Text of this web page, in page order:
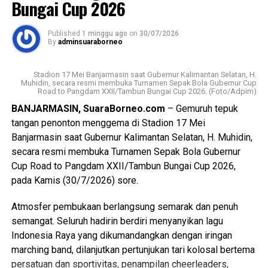
Hal mana yang menjadi hak bagi masyarakat sebagai
konsumen untuk mendapat pelayanan yang baik dan tenaga
listrik secara terus-menerus dengan mutu dan keandalan
yang baik, sesuai UU Nomor 30 Tahun 2009 tentang
ini adalah bentuk pengabaian terhadap kewajiban dan janji
pelayanan yang berkualitas serta pemenuhan hak
konsumen akan kontinuitas pelayanan tenaga listrik yang
baik. Permasalahan lainnya yang ditemukan menyangkut
optimalisasi tata kelola informasi dan komunikasi publik,
khususnya terkait akurasi, substansi dan transparansi.
Kemudian keefektifan pengelolaan pengaduan baik di
media sosial maupun kanal pengaduan resmi PLN, serta
terdampak.
Atas berbagai laporan dan permasalahan tersebut,
Ombudsman Kalsel meminta klarifikasi atau penjelasan
dari manajemen PT. PLN UP3 Banjarmasin beserta jajaran.
Pada kesempatan itu, Adi juga menyampaikan apresiasi
Gubernur H Muhidin kepada Badan Kebangpol dan 9 partai
politik yang mendapatkan kursi di DPRD Kalsel atas
kalangan parpol untuk menjadikan penyaluran bantuan ini
sebagai langkah nyata untuk memperkuat pendidikan
politik bagi masyarakat.
Sementara itu, Kapala Sub Bidang Fasilitasi, Kelembaban,
Pemerintahan, Perwakilan, Partai Politik, Badan
Kesbangpol Provinsi Kalsel, Harry Widiyatmoko
mengatakan, dana bantuan diberikan kepada sembilan
parpol tahun ini mengalami kenaikan dari Rp7.500 menjadi
Rp10.000 per suara perolehan Pemilu Legislatif 2024.
[adv/adpim]
Views:
Bagikan ke
Bungai Cup 2026
Published 1 minggu ago on 30/07/2026
By adminsuaraborneo
Stadion 17 Mei Banjarmasin saat Gubernur Kalimantan Selatan, H.
Muhidin, secara resmi membuka Turnamen Sepak Bola Gubernur Cup
Road to Pangdam XXII/Tambun Bungai Cup 2026. (Foto/Adpim)
BANJARMASIN, SuaraBorneo.com – Gemuruh tepuk
tangan penonton menggema di Stadion 17 Mei
Banjarmasin saat Gubernur Kalimantan Selatan, H. Muhidin,
secara resmi membuka Turnamen Sepak Bola Gubernur
Cup Road to Pangdam XXII/Tambun Bungai Cup 2026,
pada Kamis (30/7/2026) sore.
Atmosfer pembukaan berlangsung semarak dan penuh
semangat. Seluruh hadirin berdiri menyanyikan lagu
Indonesia Raya yang dikumandangkan dengan iringan
marching band, dilanjutkan pertunjukan tari kolosal bertema
persatuan dan sportivitas, penampilan cheerleaders,